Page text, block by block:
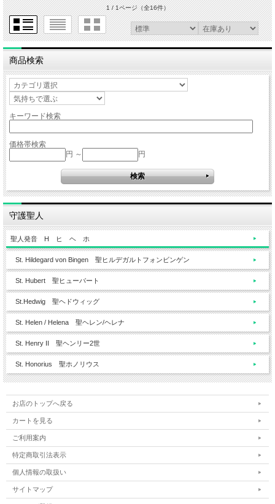
1 / 1ページ（全16件）
商品検索
キーワード検索
価格帯検索
円 ～
円
守護聖人
聖人発音 H ヒ ヘ ホ
St. Hildegard von Bingen 聖ヒルデガルトフォンビンゲン
St. Hubert 聖ヒューバート
St.Hedwig 聖ヘドウィッグ
St. Helen / Helena 聖ヘレン/ヘレナ
St. Henry II 聖ヘンリー2世
St. Honorius 聖ホノリウス
お店のトップへ戻る
カートを見る
ご利用案内
特定商取引法表示
個人情報の取扱い
サイトマップ